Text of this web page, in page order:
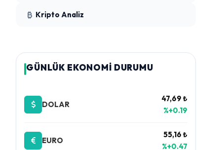
Kripto Analiz
GÜNLÜK EKONOMİ DURUMU
DOLAR
47,69 ₺
%+0.19
EURO
55,16 ₺
%+0.47